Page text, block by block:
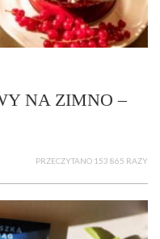
NA ZIMNO –
PRZECZYTANO 153 865 RAZY